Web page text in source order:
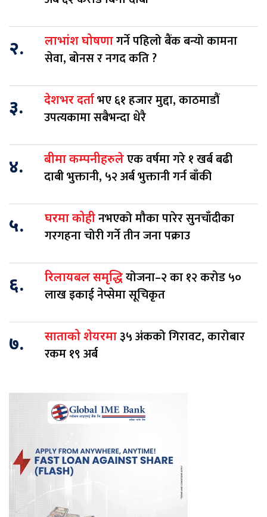
२. लाभांश घोषणागर्ने पहिलो बैंक बन्यो कामना
सेवा, बोनस र नगद कति ?
३. देशभर दर्ताभए ६१ हजार मुद्दा, काठमाडौं
उपत्यकामा सबैभन्दा धेरै
४. बीमा कम्पनीहरुलेएक वर्षमा गरे १ खर्ब बढी
दाबी भुक्तानी, ५२ अर्ब भुक्तानी गर्न बाँकी
५. घरमा कोहीनभएको मौका पारेर सुनचाँदीका
गरगहना चोरी गर्ने तीन जना पक्राउ
६. रिलायबल समृद्धियोजना–२ का १२ करोड ५०
लाख इकाई नेप्सेमा सूचिकृत
७. साताको शेयरमा३५ अंकको गिरावट, कारोबार
रकम १९ अर्ब